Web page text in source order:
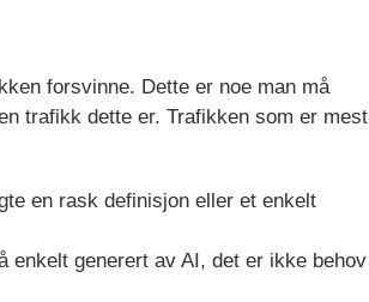
forsvinne. Dette er noe man må
trafikk dette er. Trafikken som er mest
en rask definisjon eller et enkelt
enkelt generert av AI, det er ikke behov